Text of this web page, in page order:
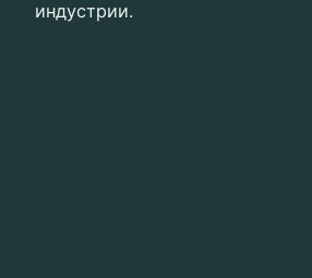
индустрии.